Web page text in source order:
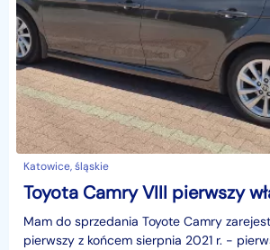
Katowice, śląskie
Mam do sprzedania Toyote Camry
pierwszy z końcem sierpnia 2021 r. -